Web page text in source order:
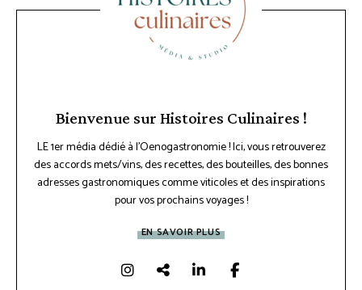
Bienvenue sur Histoires Culinaires !
LE 1er média dédié à l'Oenogastronomie ! Ici, vous retrouverez
des accords mets/vins, des recettes, des bouteilles, des bonnes
adresses gastronomiques comme viticoles et des inspirations
pour vos prochains voyages !
EN SAVOIR PLUS